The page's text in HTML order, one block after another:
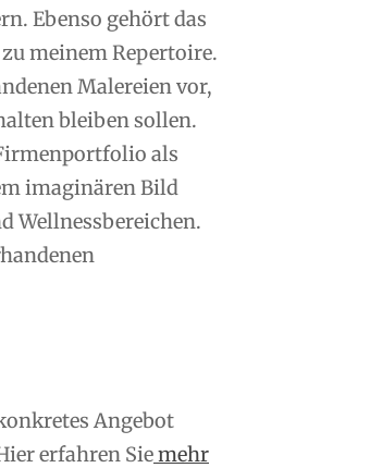
Ebenso gehört das
meinem Repertoire.
Malereien vor,
bleiben sollen.
als
imaginären Bild
Wellnessbereichen.
Angebot
erfahren Siemehr